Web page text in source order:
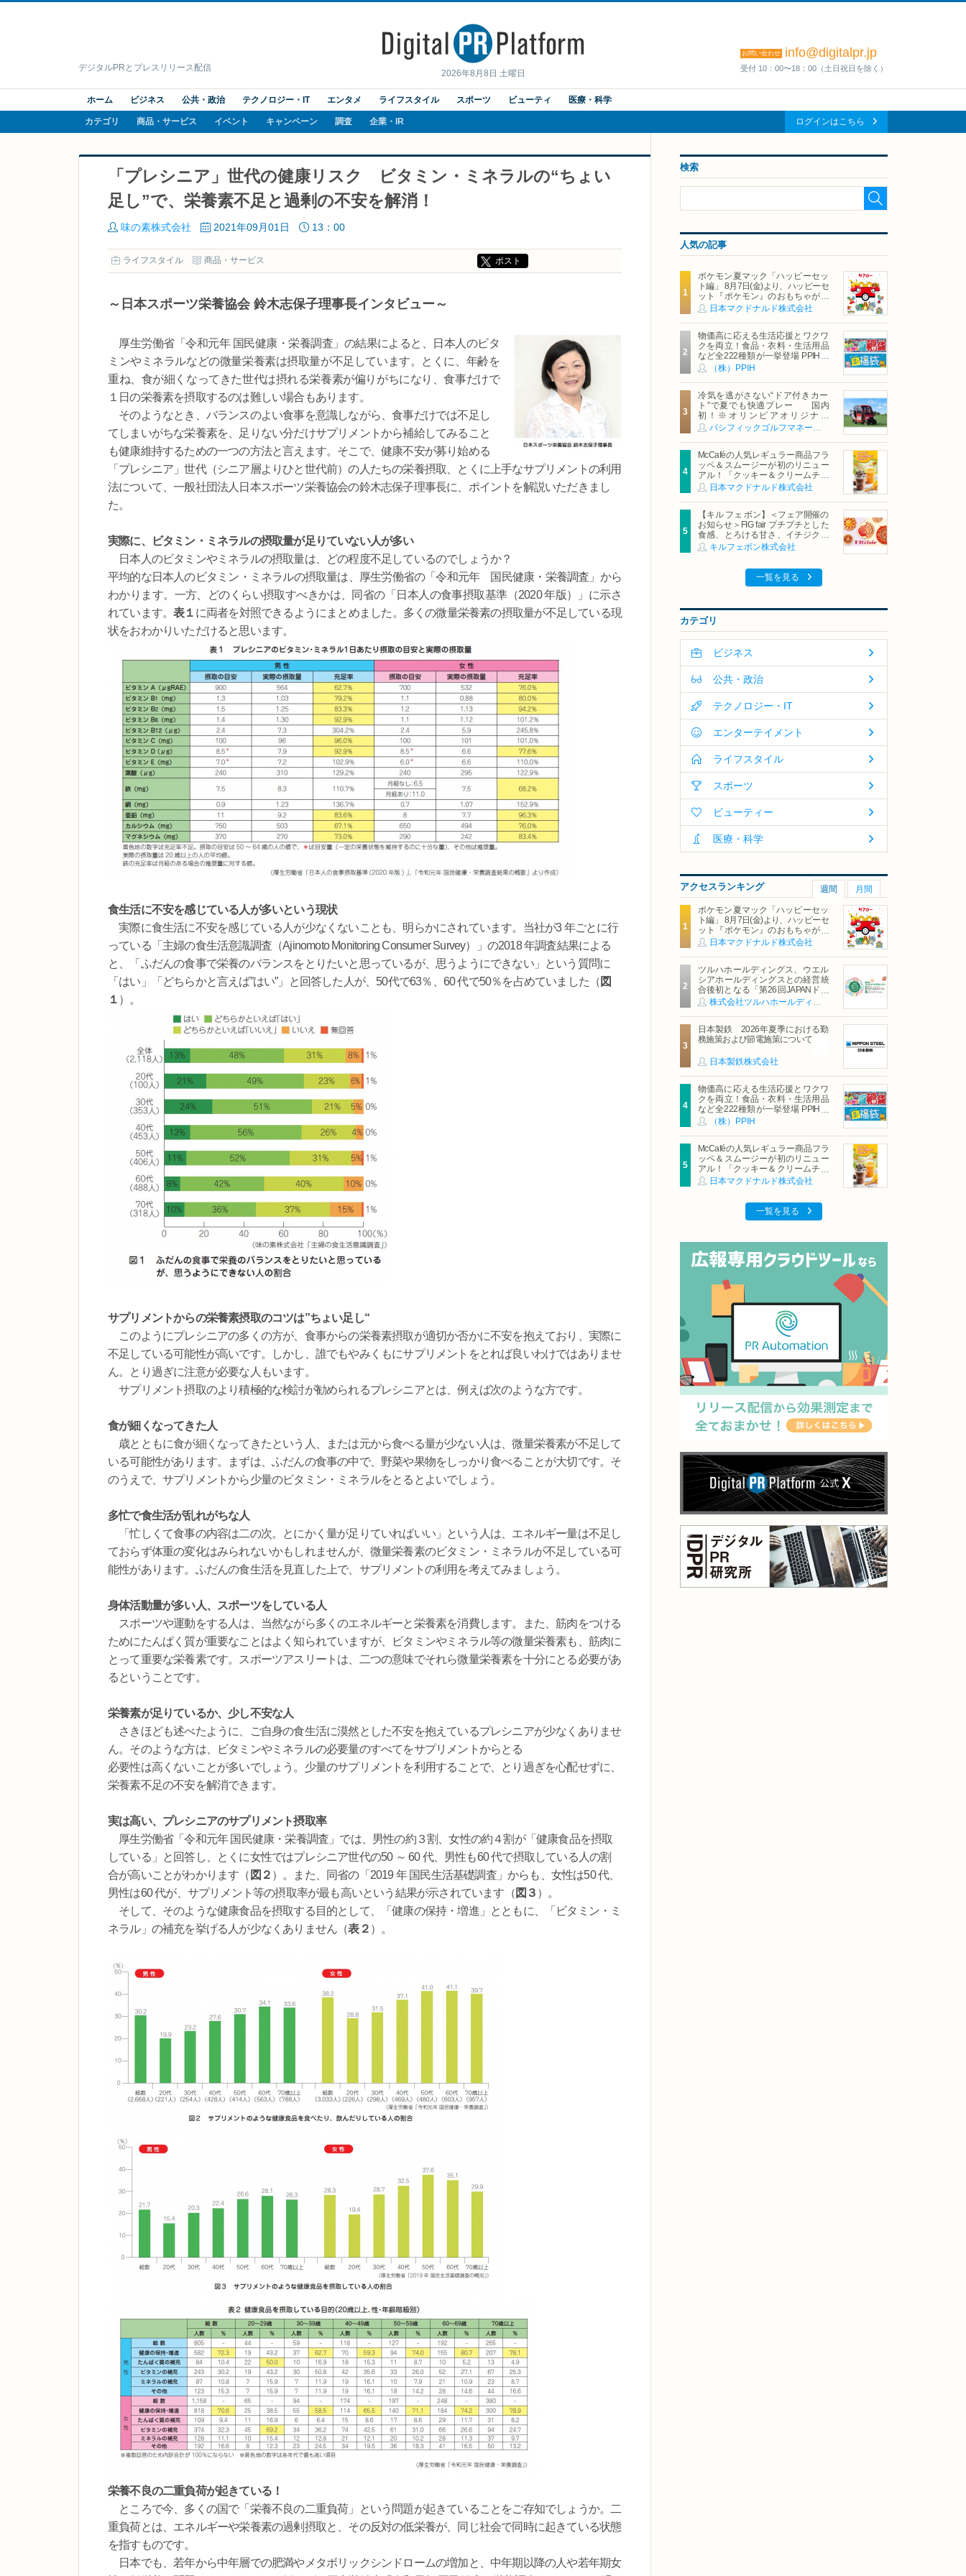
2026年8月8日 土曜日
デジタルPRとプレスリリース配信
お問い合わせ info@digitalpr.jp
受付 10：00〜18：00（土日祝日を除く）
ホーム ビジネス 公共・政治 テクノロジー・IT エンタメ ライフスタイル スポーツ ビューティ 医療・科学
カテゴリ 商品・サービス イベント キャンペーン 調査 企業・IR ログインはこちら
「プレシニア」世代の健康リスク ビタミン・ミネラルの“ちょい
足し”で、栄養素不足と過剰の不安を解消！
味の素株式会社 2021年09月01日 13：00
ライフスタイル 商品・サービス ポスト
～日本スポーツ栄養協会 鈴木志保子理事長インタビュー～
厚生労働省「令和元年 国民健康・栄養調査」の結果によると、日本人のビタ
ミンやミネラルなどの微量栄養素は摂取量が不足しています。とくに、年齢を
重ね、食が細くなってきた世代は摂れる栄養素が偏りがちになり、食事だけで
１日の栄養素を摂取するのは難しい場合もあります。
そのようなとき、バランスのよい食事を意識しながら、食事だけでは不足し
てしまいがちな栄養素を、足りない分だけサプリメントから補給してみること
も健康維持するための一つの方法と言えます。そこで、健康不安が募り始める
「プレシニア」世代（シニア層よりひと世代前）の人たちの栄養摂取、とくに上手なサプリメントの利用
法について、一般社団法人日本スポーツ栄養協会の鈴木志保子理事長に、ポイントを解説いただきまし
た。
実際に、ビタミン・ミネラルの摂取量が足りていない人が多い
日本人のビタミンやミネラルの摂取量は、どの程度不足しているのでしょうか？
平均的な日本人のビタミン・ミネラルの摂取量は、厚生労働省の「令和元年 国民健康・栄養調査」から
わかります。一方、どのくらい摂取すべきかは、同省の「日本人の食事摂取基準（2020 年版）」に示さ
れています。表１ に両者を対照できるようにまとめました。多くの微量栄養素の摂取量が不足している現
状をおわかりいただけると思います。
食生活に不安を感じている人が多いという現状
実際に食生活に不安を感じている人が少なくないことも、明らかにされています。当社が3 年ごとに行
っている「主婦の食生活意識調査（Ajinomoto Monitoring Consumer Survey）」の2018 年調査結果による
と、「ふだんの食事で栄養のバランスをとりたいと思っているが、思うようにできない」という質問に
「はい」「どちらかと言えば”はい”」と回答した人が、50代で63％、60 代で50％を占めていました（ 図
１ ）。
サプリメントからの栄養素摂取のコツは”ちょい足し“
このようにプレシニアの多くの方が、食事からの栄養素摂取が適切か否かに不安を抱えており、実際に
不足している可能性が高いです。しかし、誰でもやみくもにサプリメントをとれば良いわけではありませ
ん。とり過ぎに注意が必要な人もいます。
サプリメント摂取のより積極的な検討が勧められるプレシニアとは、例えば次のような方です。
食が細くなってきた人
歳とともに食が細くなってきたという人、または元から食べる量が少ない人は、微量栄養素が不足して
いる可能性があります。まずは、ふだんの食事の中で、野菜や果物をしっかり食べることが大切です。そ
のうえで、サプリメントから少量のビタミン・ミネラルをとるとよいでしょう。
多忙で食生活が乱れがちな人
「忙しくて食事の内容は二の次。とにかく量が足りていればいい」という人は、エネルギー量は不足し
ておらず体重の変化はみられないかもしれませんが、微量栄養素のビタミン・ミネラルが不足している可
能性があります。ふだんの食生活を見直した上で、サプリメントの利用を考えてみましょう。
身体活動量が多い人、スポーツをしている人
スポーツや運動をする人は、当然ながら多くのエネルギーと栄養素を消費します。また、筋肉をつける
ためにたんぱく質が重要なことはよく知られていますが、ビタミンやミネラル等の微量栄養素も、筋肉に
とって重要な栄養素です。スポーツアスリートは、二つの意味でそれら微量栄養素を十分にとる必要があ
るということです。
栄養素が足りているか、少し不安な人
さきほども述べたように、ご自身の食生活に漠然とした不安を抱えているプレシニアが少なくありませ
ん。そのような方は、ビタミンやミネラルの必要量のすべてをサプリメントからとる
必要性は高くないことが多いでしょう。少量のサプリメントを利用することで、とり過ぎを心配せずに、
栄養素不足の不安を解消できます。
実は高い、プレシニアのサプリメント摂取率
厚生労働省「令和元年 国民健康・栄養調査」では、男性の約３割、女性の約４割が「健康食品を摂取
している」と回答し、とくに女性ではプレシニア世代の50 ～ 60 代、男性も60 代で摂取している人の割
合が高いことがわかります（ 図２ ）。また、同省の「2019 年 国民生活基礎調査」からも、女性は50 代、
男性は60 代が、サプリメント等の摂取率が最も高いという結果が示されています（ 図３ ）。
そして、そのような健康食品を摂取する目的として、「健康の保持・増進」とともに、「ビタミン・ミ
ネラル」の補充を挙げる人が少なくありません（表２ ）。
栄養不良の二重負荷が起きている！
ところで今、多くの国で「栄養不良の二重負荷」という問題が起きていることをご存知でしょうか。二
重負荷とは、エネルギーや栄養素の過剰摂取と、その反対の低栄養が、同じ社会で同時に起きている状態
を指すものです。
日本でも、若年から中年層での肥満やメタボリックシンドロームの増加と、中年期以降の人や若年期女
検索
人気の記事
ポケモン夏マック「ハッピーセッ
ト編」 8月7日(金)より、ハッピーセ
ット『ポケモン』のおもちゃが期
間限定登場
日本マクドナルド株式会社
物価高に応える生活応援とワクワ
クを両立！食品・衣料・生活用品
など全222種類が一挙登場 PPIHグ
ループ「夏福袋」＆セール 8月6日
(木)より順次スタート
（株）PPIH
冷気を逃がさない“ドア付きカー
ト”で夏でも快適プレー 国内
初！※オリンピアオリジナル
「AirCon Cart（エアコンカー
ト）」導入 | ＰＧＭ
McCaféの人気レギュラー商品フラ
ッペ＆スムージーが初のリニュー
アル！「クッキー＆クリームチョ
コフラッペ」「マンゴースムージ
ー」8月5日（水）から販売開始
日本マクドナルド株式会社
【キル フェ ボン】＜フェア開催の
お知らせ＞FIG fair プチプチとした
食感、とろける甘さ、イチジクの
魅力をたっぷりと。新作を含め、
イチジク尽くしの全4種が登場8月
キルフェボン株式会社
一覧を見る
カテゴリ
ビジネス
公共・政治
テクノロジー・IT
エンターテイメント
ライフスタイル
スポーツ
ビューティー
医療・科学
アクセスランキング 週間 月間
ポケモン夏マック「ハッピーセッ
ト編」 8月7日(金)より、ハッピーセ
ット『ポケモン』のおもちゃが期
間限定登場
日本マクドナルド株式会社
ツルハホールディングス、ウエル
シアホールディングスとの経営統
合後初となる「第26回JAPANドラ
ッグストアショー」に出展
株式会社ツルハホールディングス
日本製鉄 2026年夏季における勤
務施策および節電施策について
日本製鉄株式会社
物価高に応える生活応援とワクワ
クを両立！食品・衣料・生活用品
など全222種類が一挙登場 PPIHグ
ループ「夏福袋」＆セール 8月6日
（株）PPIH
McCaféの人気レギュラー商品フラ
ッペ＆スムージーが初のリニュー
アル！「クッキー＆クリームチョ
コフラッペ」「マンゴースムージ
日本マクドナルド株式会社
一覧を見る